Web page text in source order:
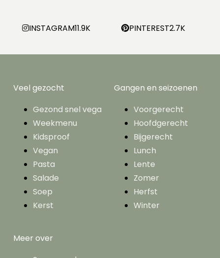
INSTAGRAM11.9K PINTEREST2.7K
Veel gezocht
Gezond snel vega
Weekmenu
Kidsproof
Vegan
Pasta
Salade
Soep
Kerst
Gangen en seizoenen
Voorgerecht
Hoofdgerecht
Bijgerecht
Lunch
Lente
Zomer
Herfst
Winter
Meer over